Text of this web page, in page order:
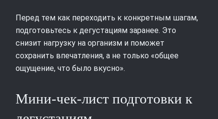
Перед тем как переходить к конкретным шагам,
подготовьтесь к дегустациям заранее. Это
снизит нагрузку на организм и поможет
сохранить впечатления, а не только «общее
ощущение, что было вкусно».
Мини-чек-лист подготовки к